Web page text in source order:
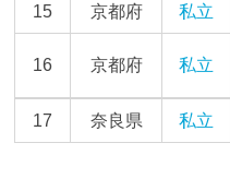
15 京都府 私立
16 京都府 私立
17 奈良県 私立